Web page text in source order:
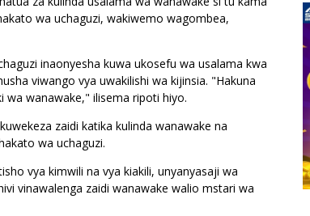
wa uchaguzi, wakiwemo wagombea,
inaonyesha kuwa ukosefu wa usalama kwa
viwango vya uwakilishi wa kijinsia. "Hakuna
wa wanawake," ilisema ripoti hiyo.
zaidi katika kulinda wanawake na
wa uchaguzi.
vya kimwili na vya kiakili, unyanyasaji wa
vinawalenga zaidi wanawake walio mstari wa